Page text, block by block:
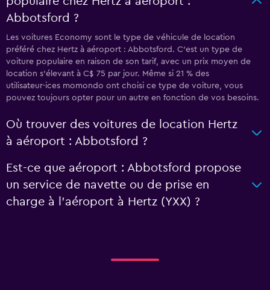
Abbotsford ?
Les voitures Economy sont le type de véhicule de location
préféré chez Hertz à aéroport : Abbotsford. C'est un type de
voiture populaire en raison de son tarif, avec un prix moyen de
location s'élevant à C$ 75 par jour. Même si 21 % des
utilisateur·ices momondo ont choisi ce type de voiture, vous
pouvez toujours opter pour un autre en fonction de vos besoins.
Où trouver des voitures de location Hertz
à aéroport : Abbotsford ?
Est-ce que aéroport : Abbotsford propose
un service de navette ou de prise en
charge à l’aéroport à Hertz (YXX) ?